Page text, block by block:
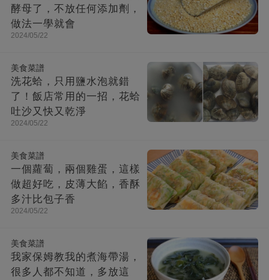
酵母了，不放任何添加劑，
做法一學就會
2024/05/22
美食菜譜
洗花蛤，只用鹽水泡就錯
了！飯店常用的一招，花蛤
吐沙又快又乾淨
2024/05/22
美食菜譜
一個蘿蔔，兩個雞蛋，這樣
做超好吃，皮薄大餡，香酥
多汁比包子香
2024/05/22
美食菜譜
我家保姆教我的煮海帶湯，
很多人都不知道，多放這